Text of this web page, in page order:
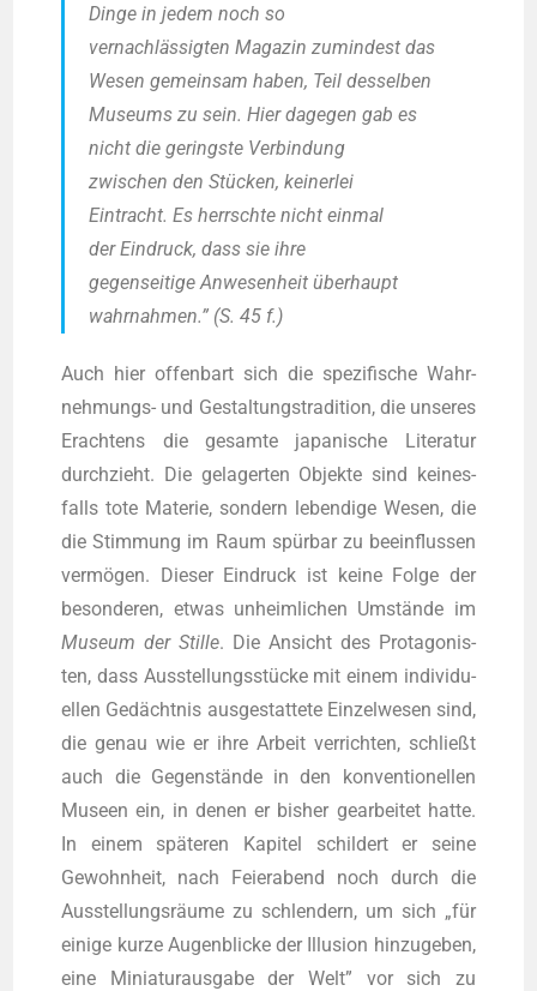
Din­ge in jedem noch so
ver­nach­läs­sig­ten Maga­zin zumin­dest das
Wesen gemein­sam haben, Teil des­sel­ben
Muse­ums zu sein. Hier dage­gen gab es
nicht die gerings­te Ver­bin­dung
zwi­schen den Stü­cken, kei­ner­lei
Ein­tracht. Es herrsch­te nicht ein­mal
der Ein­druck, dass sie ihre
gegen­sei­ti­ge Anwe­sen­heit über­haupt
wahr­nah­men.” (S. 45 f.)
Auch hier offen­bart sich die spe­zi­fi­sche Wahr­
neh­mungs- und Gestal­tungs­tra­di­ti­on, die unse­res
Erach­tens die gesam­te japa­ni­sche Lite­ra­tur
durch­zieht. Die gela­ger­ten Objek­te sind kei­nes­
falls tote Mate­rie, son­dern leben­di­ge Wesen, die
die Stim­mung im Raum spür­bar zu beein­flus­sen
ver­mö­gen. Die­ser Ein­druck ist kei­ne Fol­ge der
beson­de­ren, etwas unheim­li­chen Umstän­de im
Muse­um der Stil­le. Die Ansicht des Prot­ago­nis­
ten, dass Aus­stel­lungs­stü­cke mit einem indi­vi­du­
el­len Gedächt­nis aus­ge­stat­te­te Ein­zel­we­sen sind,
die genau wie er ihre Arbeit ver­rich­ten, schließt
auch die Gegen­stän­de in den kon­ven­tio­nel­len
Muse­en ein, in denen er bis­her gear­bei­tet hat­te.
In einem spä­te­ren Kapi­tel schil­dert er sei­ne
Gewohn­heit, nach Fei­er­abend noch durch die
Aus­stel­lungs­räu­me zu schlen­dern, um sich „für
eini­ge kur­ze Augen­bli­cke der Illu­si­on hin­zu­ge­ben,
eine Minia­tur­aus­ga­be der Welt” vor sich zu